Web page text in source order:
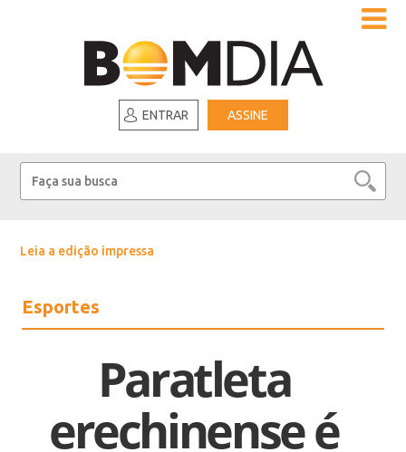
ENTRAR ASSINE
Leia a edição impressa
Esportes
Paratleta
erechinense é